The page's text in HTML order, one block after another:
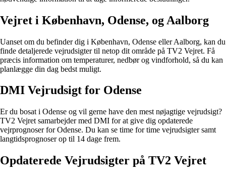
Vejret i København, Odense, og Aalborg
Uanset om du befinder dig i København, Odense eller Aalborg, kan du
finde detaljerede vejrudsigter til netop dit område på TV2 Vejret. Få
præcis information om temperaturer, nedbør og vindforhold, så du kan
planlægge din dag bedst muligt.
DMI Vejrudsigt for Odense
Er du bosat i Odense og vil gerne have den mest nøjagtige vejrudsigt?
TV2 Vejret samarbejder med DMI for at give dig opdaterede
vejrprognoser for Odense. Du kan se time for time vejrudsigter samt
langtidsprognoser op til 14 dage frem.
Opdaterede Vejrudsigter på TV2 Vejret